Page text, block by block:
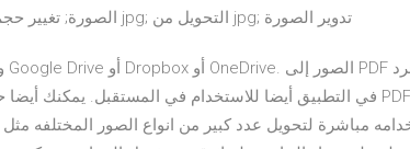
الصورة; تغيير حجم الصورة; قص الصورة; التحويل إلى jpg; التحويل من jpg; تدوير الصورة